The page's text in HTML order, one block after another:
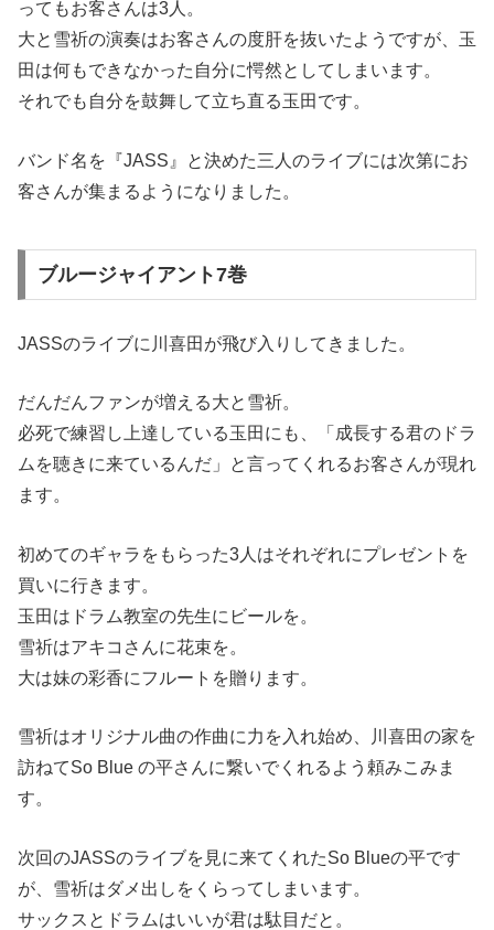
ってもお客さんは3人。
大と雪祈の演奏はお客さんの度肝を抜いたようですが、玉
田は何もできなかった自分に愕然としてしまいます。
それでも自分を鼓舞して立ち直る玉田です。
バンド名を『JASS』と決めた三人のライブには次第にお
客さんが集まるようになりました。
ブルージャイアント7巻
JASSのライブに川喜田が飛び入りしてきました。
だんだんファンが増える大と雪祈。
必死で練習し上達している玉田にも、「成長する君のドラ
ムを聴きに来ているんだ」と言ってくれるお客さんが現れ
ます。
初めてのギャラをもらった3人はそれぞれにプレゼントを
買いに行きます。
玉田はドラム教室の先生にビールを。
雪祈はアキコさんに花束を。
大は妹の彩香にフルートを贈ります。
雪祈はオリジナル曲の作曲に力を入れ始め、川喜田の家を
訪ねてSo Blue の平さんに繋いでくれるよう頼みこみま
す。
次回のJASSのライブを見に来てくれたSo Blueの平です
が、雪祈はダメ出しをくらってしまいます。
サックスとドラムはいいが君は駄目だと。